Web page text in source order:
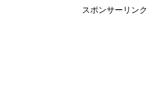
スポンサーリンク